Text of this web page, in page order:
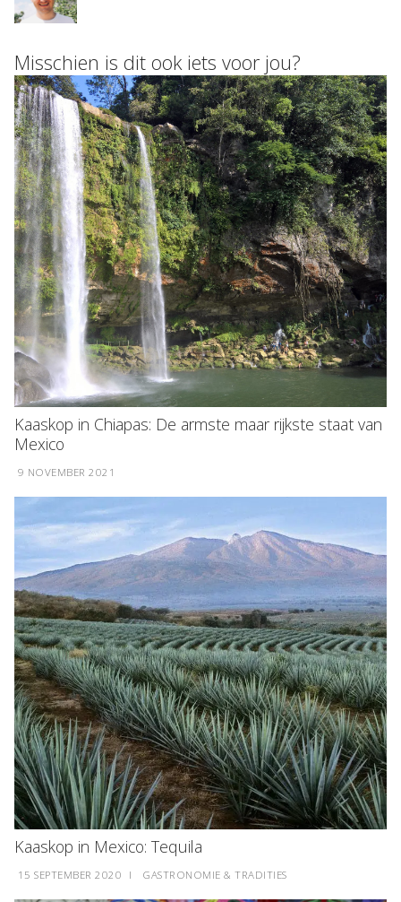
Misschien is dit ook iets voor jou?
Kaaskop in Chiapas: De armste maar rijkste staat van
Mexico
9 NOVEMBER 2021
Kaaskop in Mexico: Tequila
15 SEPTEMBER 2020 I GASTRONOMIE & TRADITIES